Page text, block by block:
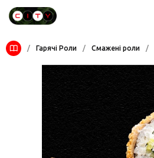
/ Гарячі Роли / Смажені роли /